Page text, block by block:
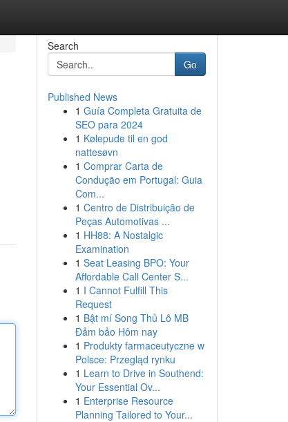
Search
Go
Published News
1 Guía Completa Gratuita de
SEO para 2024
1 Kølepude til en god
nattesøvn
1 Comprar Carta de
Condução em Portugal: Guia
Com...
1 Centro de Distribuição de
Peças Automotivas ...
1 HH88: A Nostalgic
Examination
1 Seat Leasing BPO: Your
Affordable Call Center S...
1 I Cannot Fulfill This
Request
1 Bật mí Song Thủ Lô MB
Đảm bảo Hôm nay
1 Produkty farmaceutyczne w
Polsce: Przegląd rynku
1 Learn to Drive in Southend:
Your Essential Ov...
1 Enterprise Resource
Planning Tailored to Your...